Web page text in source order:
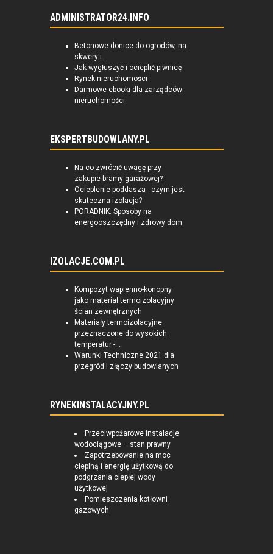
ADMINISTRATOR24.INFO
Betonowe donice do ogrodów, na
skwery i...
Jak wygłuszyć i ocieplić piwnicę
Rynek nieruchomości
Darmowe ebooki dla zarządców
nieruchomości
EKSPERTBUDOWLANY.PL
Na co zwrócić uwagę przy
zakupie bramy garażowej?
Ocieplenie poddasza - czym jest
skuteczna izolacja?
PORADNIK: Sposoby na
energooszczędny i zdrowy dom
IZOLACJE.COM.PL
Kompozyt wapienno-konopny
jako materiał termoizolacyjny
ścian zewnętrznych
Materiały termoizolacyjne
przeznaczone do wysokich
temperatur -...
Warunki Techniczne 2021 dla
przegród i złączy budowlanych
RYNEKINSTALACYJNY.PL
Przeciwpożarowe instalacje
wodociągowe – stan prawny
Zapotrzebowanie na moc
cieplną i energię użytkową do
podgrzania ciepłej wody
użytkowej
Pomieszczenia kotłowni
gazowych